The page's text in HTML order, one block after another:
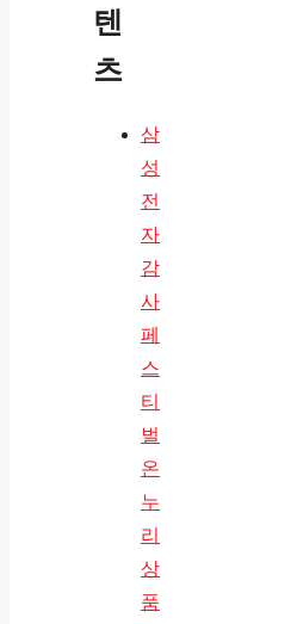
텐
츠
삼
성
전
자
감
사
페
스
티
벌
온
누
리
상
품